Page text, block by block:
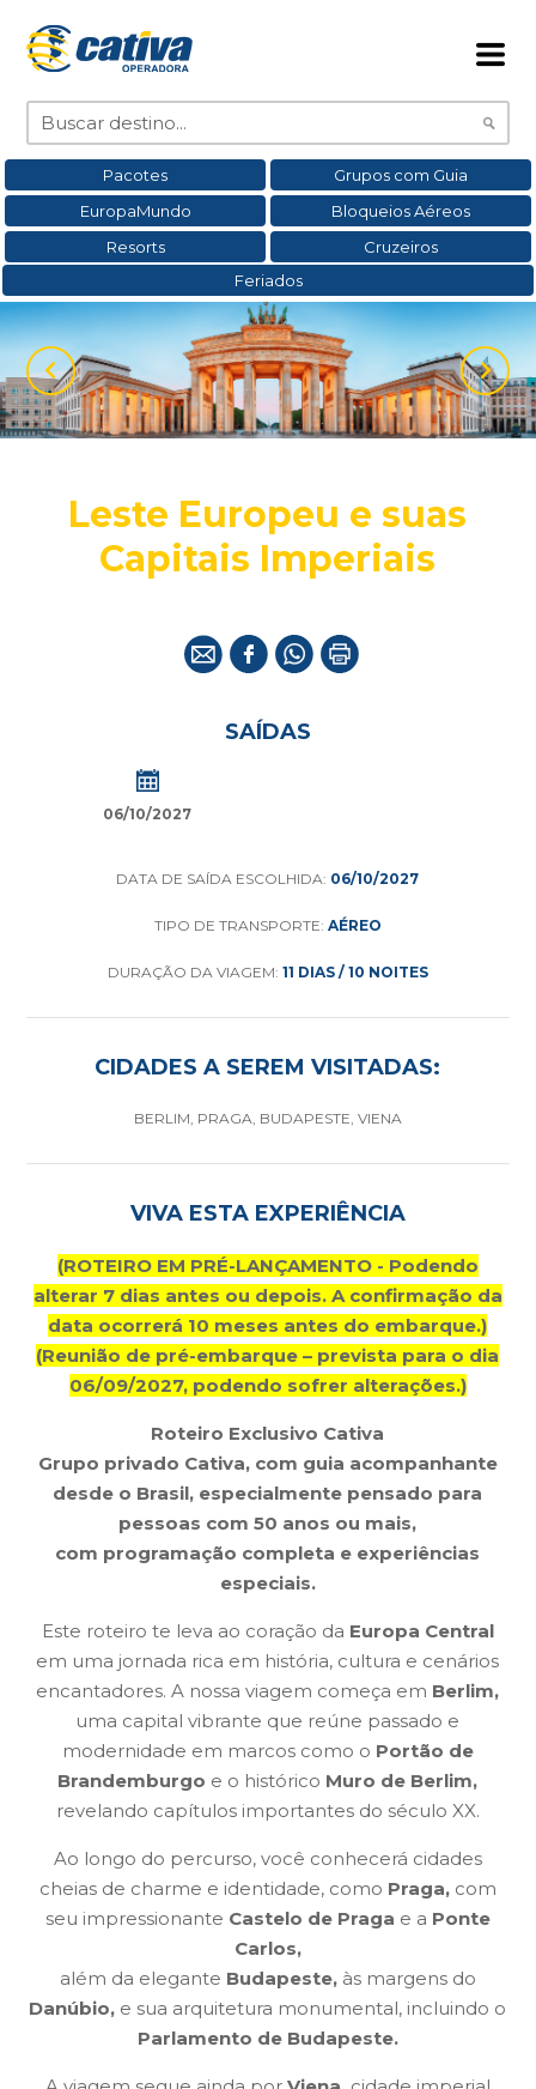
Pacotes
Grupos com Guia
EuropaMundo
Bloqueios Aéreos
Resorts
Cruzeiros
Feriados
Leste Europeu e suas
Capitais Imperiais
SAÍDAS
06/10/2027
DATA DE SAÍDA ESCOLHIDA: 06/10/2027
TIPO DE TRANSPORTE: AÉREO
DURAÇÃO DA VIAGEM: 11 DIAS / 10 NOITES
CIDADES A SEREM VISITADAS:
BERLIM, PRAGA, BUDAPESTE, VIENA
VIVA ESTA EXPERIÊNCIA
(ROTEIRO EM PRÉ-LANÇAMENTO - Podendo
alterar 7 dias antes ou depois. A confirmação da
data ocorrerá 10 meses antes do embarque.)
(Reunião de pré-embarque – prevista para o dia
06/09/2027, podendo sofrer alterações.)
Roteiro Exclusivo Cativa
Grupo privado Cativa, com guia acompanhante
desde o Brasil, especialmente pensado para
pessoas com 50 anos ou mais,
com programação completa e experiências
especiais.
Este roteiro te leva ao coração da Europa Central
em uma jornada rica em história, cultura e cenários
encantadores. A nossa viagem começa em Berlim,
uma capital vibrante que reúne passado e
modernidade em marcos como o Portão de
Brandemburgo e o histórico Muro de Berlim,
revelando capítulos importantes do século XX.
Ao longo do percurso, você conhecerá cidades
cheias de charme e identidade, como Praga, com
seu impressionante Castelo de Praga e a Ponte
Carlos,
além da elegante Budapeste, às margens do
Danúbio, e sua arquitetura monumental, incluindo o
Parlamento de Budapeste.